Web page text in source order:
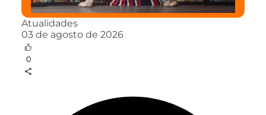
Atualidades
03 de agosto de 2026
0